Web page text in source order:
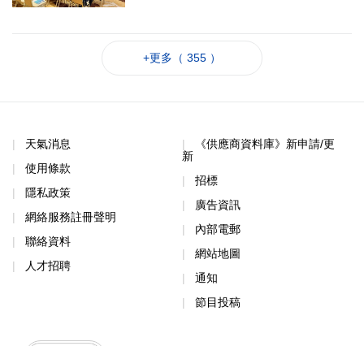
+更多（ 355 ）
天氣消息
使用條款
隱私政策
網絡服務註冊聲明
聯絡資料
人才招聘
《供應商資料庫》新申請/更
新
招標
廣告資訊
內部電郵
網站地圖
通知
節目投稿